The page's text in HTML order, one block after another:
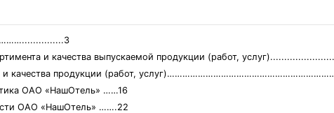
и качества выпускаемой продукции (работ,
и качества продукции (работ,
ОАО «НашОтель» ……16
ОАО «НашОтель» …….22